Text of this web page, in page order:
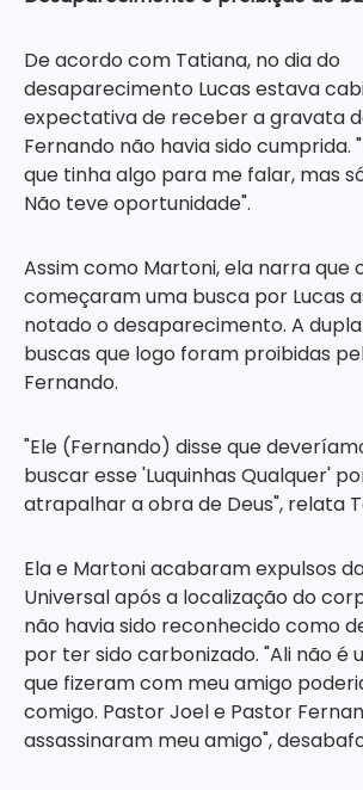
De acordo com Tatiana, no dia do
desaparecimento Lucas estava
expectativa de receber a gravata
Fernando não havia sido cumprida.
que tinha algo para me falar, mas
Não teve oportunidade".
Assim como Martoni, ela narra que
começaram uma busca por Lucas
notado o desaparecimento. A
buscas que logo foram proibidas
Fernando.
"Ele (Fernando) disse que
buscar esse 'Luquinhas Qualquer'
atrapalhar a obra de Deus", relata
Ela e Martoni acabaram expulsos
Universal após a localização do
não havia sido reconhecido como
por ter sido carbonizado. "Ali não é
que fizeram com meu amigo
comigo. Pastor Joel e Pastor
assassinaram meu amigo",